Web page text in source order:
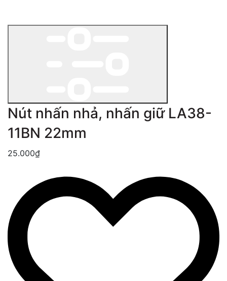
Nút nhấn nhả, nhấn giữ LA38-
11BN 22mm
25.000₫